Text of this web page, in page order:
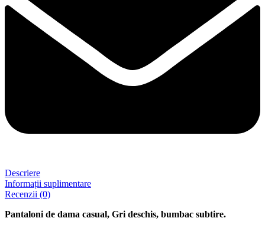
Descriere
Informații suplimentare
Recenzii (0)
Pantaloni de dama casual, Gri deschis, bumbac subtire.